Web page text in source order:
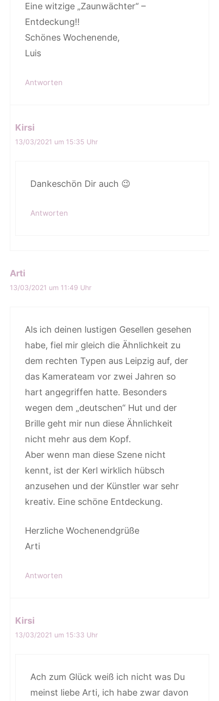
Eine witzige „Zaunwächter“ –
Entdeckung!!
Schönes Wochenende,
Luis
Antworten
Kirsi
13/03/2021 um 15:35 Uhr
Dankeschön Dir auch 😉
Antworten
Arti
13/03/2021 um 11:49 Uhr
Als ich deinen lustigen Gesellen gesehen
habe, fiel mir gleich die Ähnlichkeit zu
dem rechten Typen aus Leipzig auf, der
das Kamerateam vor zwei Jahren so
hart angegriffen hatte. Besonders
wegen dem „deutschen“ Hut und der
Brille geht mir nun diese Ähnlichkeit
nicht mehr aus dem Kopf.
Aber wenn man diese Szene nicht
kennt, ist der Kerl wirklich hübsch
anzusehen und der Künstler war sehr
kreativ. Eine schöne Entdeckung.
Herzliche Wochenendgrüße
Arti
Antworten
Kirsi
13/03/2021 um 15:33 Uhr
Ach zum Glück weiß ich nicht was Du
meinst liebe Arti, ich habe zwar davon